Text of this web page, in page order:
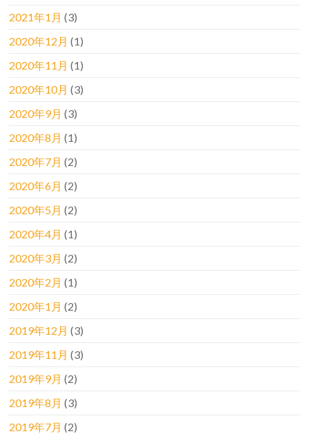
2021年1月 (3)
2020年12月 (1)
2020年11月 (1)
2020年10月 (3)
2020年9月 (3)
2020年8月 (1)
2020年7月 (2)
2020年6月 (2)
2020年5月 (2)
2020年4月 (1)
2020年3月 (2)
2020年2月 (1)
2020年1月 (2)
2019年12月 (3)
2019年11月 (3)
2019年9月 (2)
2019年8月 (3)
2019年7月 (2)